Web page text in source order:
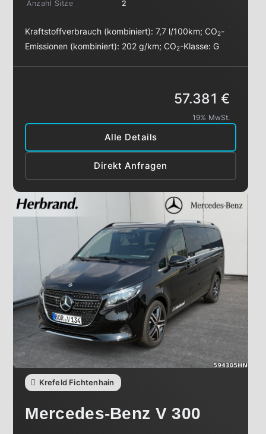
Anzahl Sitze
2
Kraftstoffverbrauch (kombiniert):7,7 l/100km;CO2-
Emissionen (kombiniert): 202 g/km;CO2-Klasse:G
Alle Details
Direkt Anfragen
57.381 €
19% MwSt.
Krefeld Fichtenhain
Mercedes-Benz V 300